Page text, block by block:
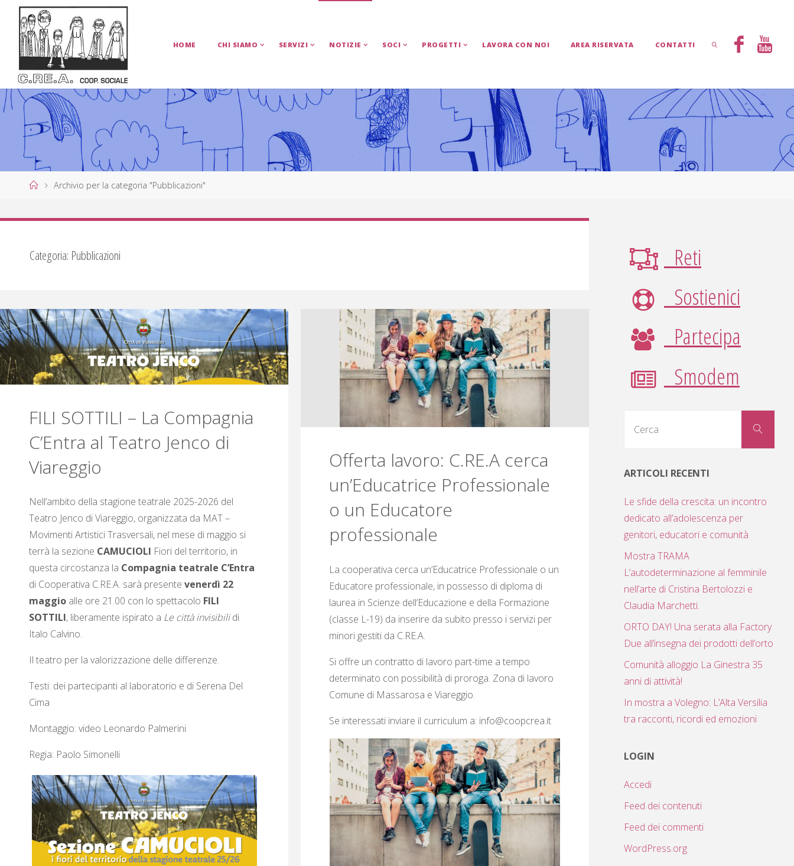
Salta
contenuto
.R E
.A .
CO
VA
SO
CIA
LE
VI
EG
GI
O
HOME CHI SIAMO SERVIZI NOTIZIE SOCI PROGETTI LAVORA CON NOI AREA RISERVATA CONTATTI
HomeArchivio per la categoria "Pubblicazioni"
Categoria: Pubblicazioni
FILI SOTTILI – La Compagnia
C’Entra al Teatro Jenco di
Viareggio
Nell’ambito della stagione teatrale 2025-2026 del
Teatro Jenco di Viareggio, organizzata da MAT –
Movimenti Artistici Trasversali, nel mese di maggio si
terrà la sezione CAMUCIOLI Fiori del territorio, in
questa circostanza la Compagnia teatrale C’Entra
di Cooperativa C.RE.A. sarà presente venerdì 22
maggio alle ore 21.00 con lo spettacolo FILI
SOTTILI, liberamente ispirato a Le città invisibilidi
Italo Calvino.
Il teatro per la valorizzazione delle differenze.
Testi: dei partecipanti al laboratorio e di Serena Del
Cima
Montaggio: video Leonardo Palmerini
Regia: Paolo Simonelli
Offerta lavoro: C.RE.A cerca
un’Educatrice Professionale
o un Educatore
professionale
La cooperativa cerca un’Educatrice Professionale o un
Educatore professionale, in possesso di diploma di
laurea in Scienze dell’Educazione e della Formazione
(classe L-19) da inserire da subito presso i servizi per
minori gestiti da C.RE.A.
Si offre un contratto di lavoro part-time a tempo
determinato con possibilità di proroga. Zona di lavoro
Comune di Massarosa e Viareggio.
Se interessati inviare il curriculum a: info@coopcrea.it
Reti
Sostienici
Partecipa
Smodem
Cerca
ARTICOLI RECENTI
Le sfide della crescita: un incontro
dedicato all’adolescenza per
genitori, educatori e comunità
Mostra TRAMA
L’autodeterminazione al femminile
nell’arte di Cristina Bertolozzi e
Claudia Marchetti.
ORTO DAY! Una serata alla Factory
Due all’insegna dei prodotti dell’orto
Comunità alloggio La Ginestra 35
anni di attività!
In mostra a Volegno: L’Alta Versilia
tra racconti, ricordi ed emozioni
LOGIN
Accedi
Feed dei contenuti
Feed dei commenti
WordPress.org